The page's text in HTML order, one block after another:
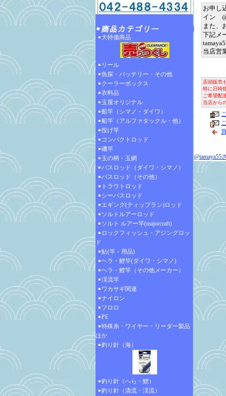
大特価商品
リール
魚探・バッテリー・その他
クーラーボックス
衣料品
玉屋オリジナル
船竿（シマノ・ダイワ）
船竿（アルファタックル・他）
投げ竿
コンパクトロッド
磯竿
玉の柄・玉網
バスロッド（ダイワ・シマノ）
バスロッド（その他）
トラウトロッド
シーバスロッド
エギング(ティップラン)ロッド
ソルトルアーロッド
ソルト ルアー竿(majorcraft)
ロックフィッシュ・アジングロッ
ド
鮎(竿・用品)
ヘラ・鯉竿(ダイワ・シマノ)
ヘラ・鯉竿（その他メーカー）
渓流竿
ワカサギ関連
ナイロン
フロロ
PE
特殊糸・ワイヤー・リーダー製品
ほか
釣り針（海）
釣り針（へら・鯉）
釣り針（清流・渓流）
お申し
イン
また、
下記メ
当店営
店頭販売
特に日時
ご希望配
当店から
@tamaya55